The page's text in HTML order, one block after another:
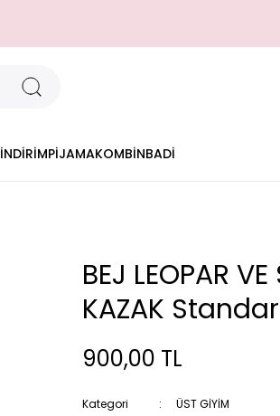
İNDİRİMPİJAMAKOMBİNBADİ
BEJ LEOPAR
KAZAK
900,00 TL
Kategori
ÜST GİYİM